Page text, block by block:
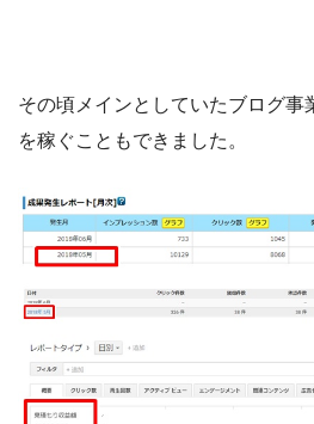
その頃メインとしていたブログ事
を稼ぐこともできました。